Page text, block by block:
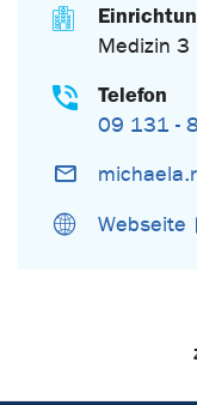
Medizin 3
Telefon
09 131 -
Webseite